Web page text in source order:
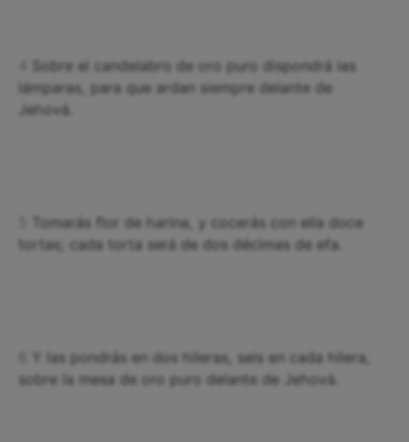
Sobre el candelabro de oro puro dispondrá las
lámparas, para que ardan siempre delante de
Jehová.
Tomarás flor de harina, y cocerás con ella doce
tortas; cada torta será de dos décimas de efa.
Y las pondrás en dos hileras, seis en cada hilera,
sobre la mesa de oro puro delante de Jehová.